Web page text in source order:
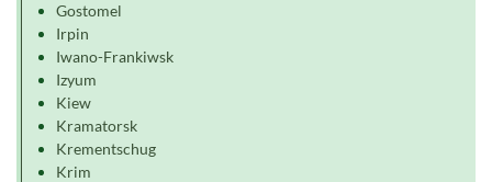
Gostomel
Irpin
Iwano-Frankiwsk
Izyum
Kiew
Kramatorsk
Krementschug
Krim